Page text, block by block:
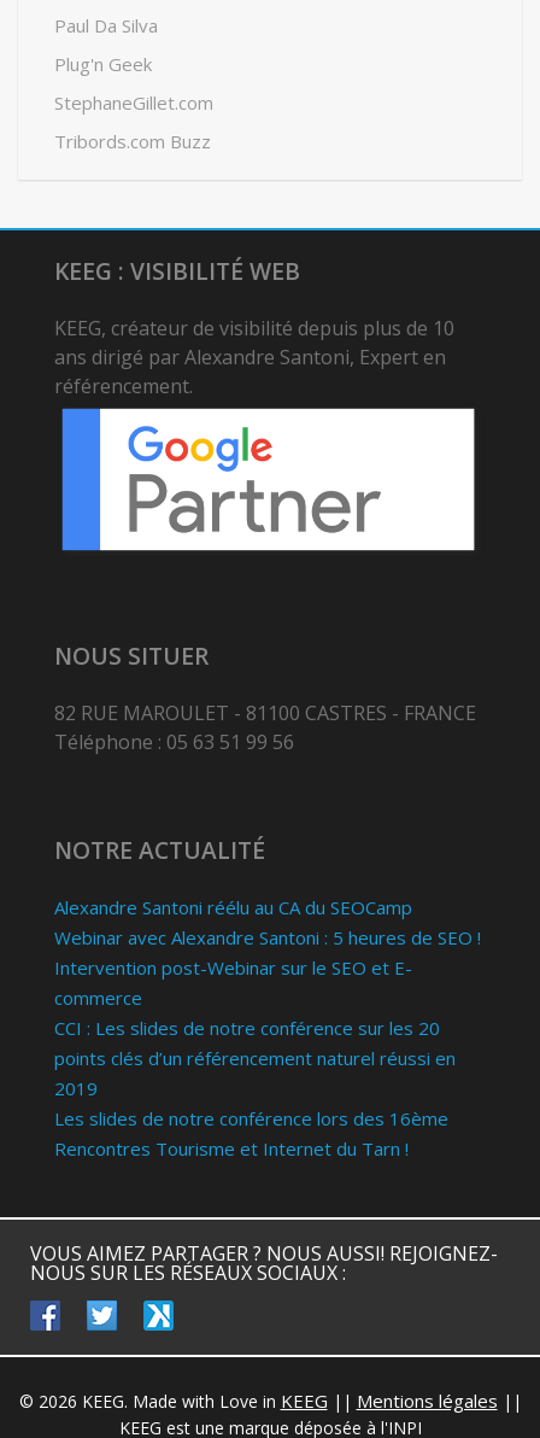
Paul Da Silva
Plug'n Geek
StephaneGillet.com
Tribords.com Buzz
KEEG : VISIBILITÉ WEB
KEEG, créateur de visibilité depuis plus de 10
ans dirigé par Alexandre Santoni, Expert en
référencement.
NOUS SITUER
82 RUE MAROULET - 81100 CASTRES - FRANCE
Téléphone : 05 63 51 99 56
NOTRE ACTUALITÉ
Alexandre Santoni réélu au CA du SEOCamp
Webinar avec Alexandre Santoni : 5 heures de SEO !
Intervention post-Webinar sur le SEO et E-
commerce
CCI : Les slides de notre conférence sur les 20
points clés d’un référencement naturel réussi en
2019
Les slides de notre conférence lors des 16ème
Rencontres Tourisme et Internet du Tarn !
VOUS AIMEZ PARTAGER ? NOUS AUSSI! REJOIGNEZ-
NOUS SUR LES RÉSEAUX SOCIAUX :
facebooktwitter
© 2026 KEEG. Made with Love in KEEG || Mentions légales ||
KEEG est une marque déposée à l'INPI